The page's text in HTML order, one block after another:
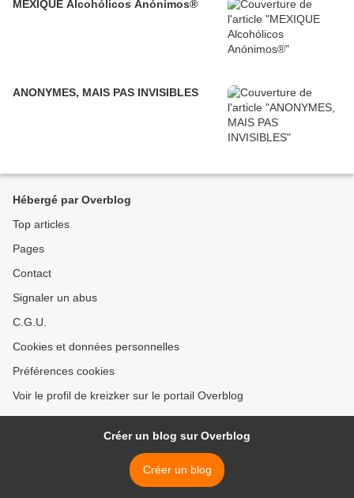
MEXIQUE Alcohólicos Anónimos®
ANONYMES, MAIS PAS INVISIBLES
Hébergé par Overblog
Top articles
Pages
Contact
Signaler un abus
C.G.U.
Cookies et données personnelles
Préférences cookies
Voir le profil de kreizker sur le portail Overblog
Créer un blog sur Overblog
Créer un blog